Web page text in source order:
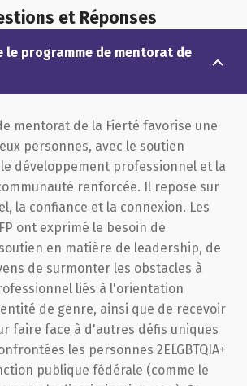
et Réponses
le programme de mentorat de
mentorat de la Fierté favorise une
personnes, avec le soutien
développement professionnel et la
renforcée. Il repose sur
la confiance et la connexion. Les
ont exprimé le besoin de
en matière de leadership, de
de surmonter les obstacles à
liés à l'orientation
de genre, ainsi que de recevoir
faire face à d'autres défis uniques
les personnes 2ELGBTQIA+
publique fédérale (comme le